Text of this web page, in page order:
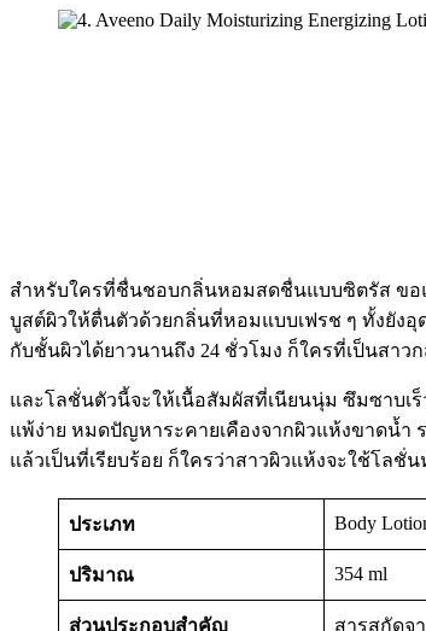
สำหรับใครที่ชื่นชอบกลิ่นหอมสดชื่นแบบซิตรัส ขอแ
บูสต์ผิวให้ตื่นตัวด้วยกลิ่นที่หอมแบบเฟรช ๆ ทั้งยัง
กับชั้นผิวได้ยาวนานถึง 24 ชั่วโมง ก็ใครที่เป็นสา
และโลชั่นตัวนี้จะให้เนื้อสัมผัสที่เนียนนุ่ม ซึมซาบเ
แพ้ง่าย หมดปัญหาระคายเคืองจากผิวแห้งขาดน้ำ
แล้วเป็นที่เรียบร้อย ก็ใครว่าสาวผิวแห้งจะใช้โลชั่
ประเภท Body
ปริมาณ 354 ml
ส่วนประกอบสำคัญ สารสกัดจ